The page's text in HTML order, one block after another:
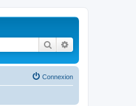
Rechercher
Connexion